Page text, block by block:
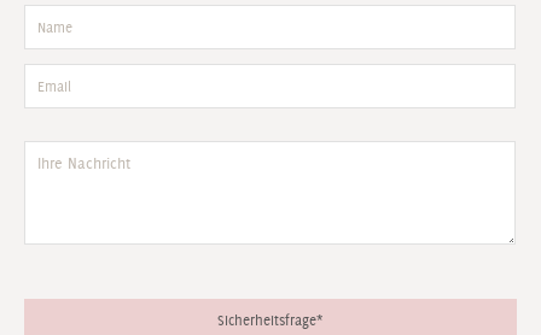
Sicherheitsfrage*